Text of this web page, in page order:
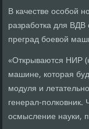
В качестве особой
разработка для
преград боевой
«Открываются НИР
машине, которая
модуля и
генерал-полковник.
осмысление науки,